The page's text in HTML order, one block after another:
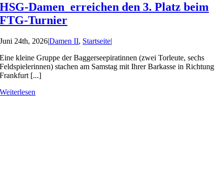
HSG-Damen erreichen den 3. Platz beim
FTG-Turnier
Juni 24th, 2026|Damen II, Startseite|
Eine kleine Gruppe der Baggerseepiratinnen (zwei Torleute, sechs
Feldspielerinnen) stachen am Samstag mit Ihrer Barkasse in Richtung
Frankfurt [...]
Weiterlesen